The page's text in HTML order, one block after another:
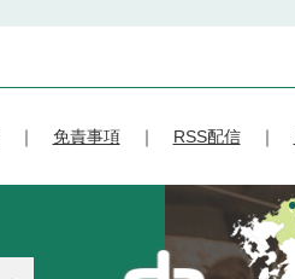
免責事項 RSS配信